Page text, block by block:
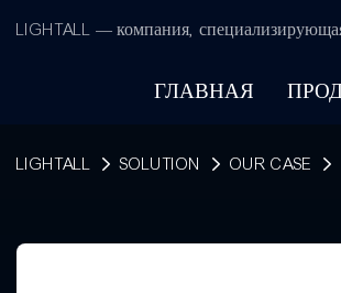
LIGHTALL — компания,
ГЛАВНАЯ
LIGHTALL SOLUTION OUR CASE